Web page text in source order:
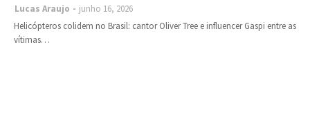
Lucas Araujo
junho 16, 2026
Helicópteros colidem no Brasil: cantor Oliver Tree e influencer Gaspi entre as
vítimas…